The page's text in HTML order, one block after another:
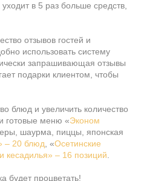
в 5 раз больше средств,
отзывов гостей и
использовать систему
запрашивающая отзывы
подарки клиентом, чтобы
блюд и увеличить количество
готовые меню «Эконом
шаурма, пиццы, японская
– 20 блюд , «Осетинские
кесадилья» – 16 позиций
будет процветать!